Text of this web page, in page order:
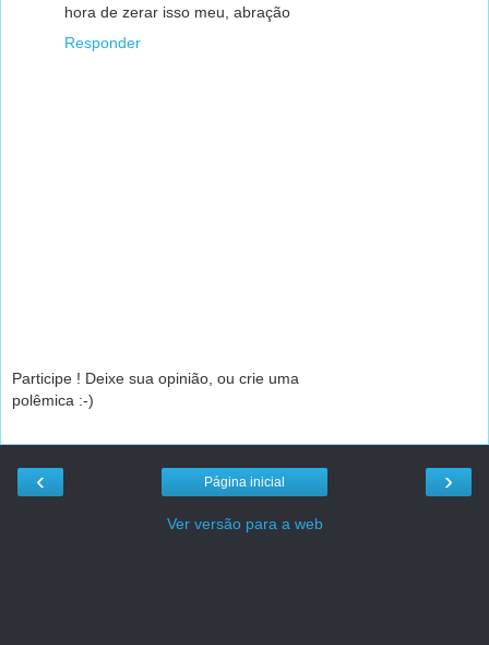
hora de zerar isso meu, abração
Responder
Participe ! Deixe sua opinião, ou crie uma
polêmica :-)
‹ ›
Página inicial
Ver versão para a web